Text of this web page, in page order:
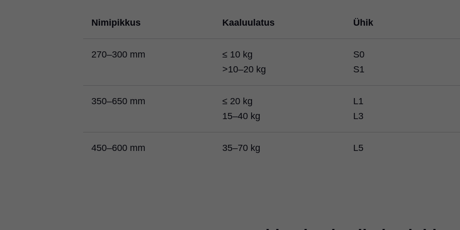
Nimipikkus Kaaluulatus Ühik
270–300 mm
≤ 10 kg
>10–20 kg
S0
S1
350–650 mm
≤ 20 kg
15–40 kg
L1
L3
450–600 mm 35–70 kg L5